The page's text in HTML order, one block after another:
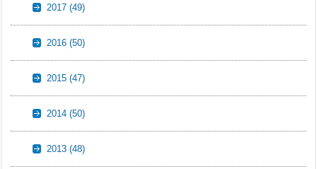
2017(49)
2016(50)
2015(47)
2014(50)
2013(48)